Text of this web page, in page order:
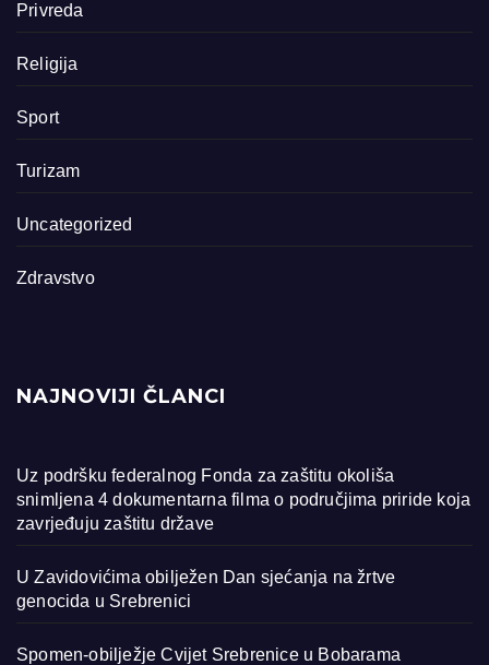
Privreda
Religija
Sport
Turizam
Uncategorized
Zdravstvo
NAJNOVIJI ČLANCI
Uz podršku federalnog Fonda za zaštitu okoliša
snimljena 4 dokumentarna filma o područjima priride koja
zavrjeđuju zaštitu države
U Zavidovićima obilježen Dan sjećanja na žrtve
genocida u Srebrenici
Spomen-obilježje Cvijet Srebrenice u Bobarama